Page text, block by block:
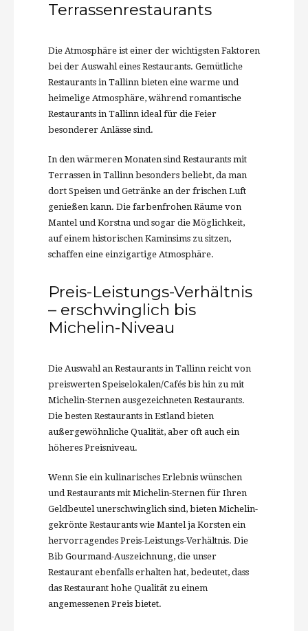
Terrassenrestaurants
Die Atmosphäre ist einer der wichtigsten Faktoren
bei der Auswahl eines Restaurants. Gemütliche
Restaurants in Tallinn bieten eine warme und
heimelige Atmosphäre, während romantische
Restaurants in Tallinn ideal für die Feier
besonderer Anlässe sind.
In den wärmeren Monaten sind Restaurants mit
Terrassen in Tallinn besonders beliebt, da man
dort Speisen und Getränke an der frischen Luft
genießen kann. Die farbenfrohen Räume von
Mantel und Korstna und sogar die Möglichkeit,
auf einem historischen Kaminsims zu sitzen,
schaffen eine einzigartige Atmosphäre.
Preis-Leistungs-Verhältnis
– erschwinglich bis
Michelin-Niveau
Die Auswahl an Restaurants in Tallinn reicht von
preiswerten Speiselokalen/Cafés bis hin zu mit
Michelin-Sternen ausgezeichneten Restaurants.
Die besten Restaurants in Estland bieten
außergewöhnliche Qualität, aber oft auch ein
höheres Preisniveau.
Wenn Sie ein kulinarisches Erlebnis wünschen
und Restaurants mit Michelin-Sternen für Ihren
Geldbeutel unerschwinglich sind, bieten Michelin-
gekrönte Restaurants wie Mantel ja Korsten ein
hervorragendes Preis-Leistungs-Verhältnis. Die
Bib Gourmand-Auszeichnung, die unser
Restaurant ebenfalls erhalten hat, bedeutet, dass
das Restaurant hohe Qualität zu einem
angemessenen Preis bietet.